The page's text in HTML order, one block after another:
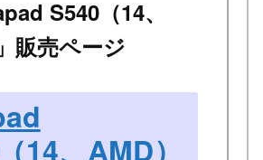
S540（14、
販売ページ
14、AMD）